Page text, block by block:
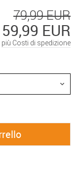
79,99 EUR
59,99 EUR
più Costi di spedizione